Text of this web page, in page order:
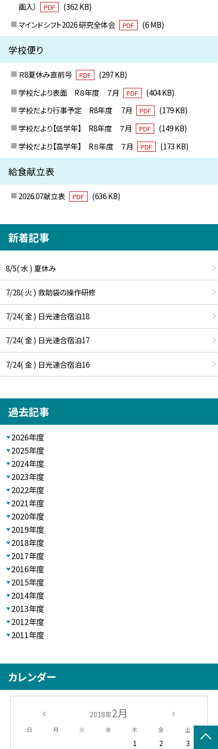
画入）
PDF
(362 KB)
マインドシフト2026 研究全体会
PDF (6 MB)
学校便り
Ｒ8夏休み直前号 PDF
(297 KB)
学校だより表面 R８年度 ７月
PDF
(404 KB)
学校だより行事予定 R8年度 7月
PDF
(179 KB)
学校だより【低学年】 R8年度 ７月
PDF
(149 KB)
学校だより【高学年】 R８年度 ７月
PDF (173 KB)
給食献立表
2026.07献立表 PDF (636 KB)
新着記事
8/5( 水 ) 夏休み
7/28( 火 ) 救助袋の操作研修
7/24( 金 ) 日光連合宿泊18
7/24( 金 ) 日光連合宿泊17
7/24( 金 ) 日光連合宿泊16
過去記事
2026年度
2025年度
2024年度
2023年度
2022年度
2021年度
2020年度
2019年度
2018年度
2017年度
2016年度
2015年度
2014年度
2013年度
2012年度
2011年度
カレンダー
2018年2月
日 月 火 水 木 金 土
1 2 3